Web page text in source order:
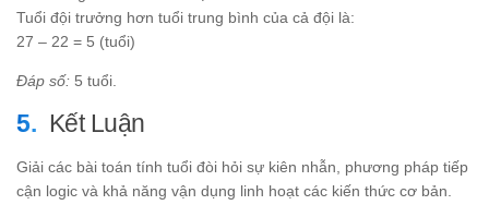
Tuổi đội trưởng hơn tuổi trung bình của cả đội là:
27 – 22 = 5 (tuổi)
Đáp số: 5 tuổi.
Kết Luận
Giải các bài toán tính tuổi đòi hỏi sự kiên nhẫn, phương pháp tiếp
cận logic và khả năng vận dụng linh hoạt các kiến thức cơ bản.